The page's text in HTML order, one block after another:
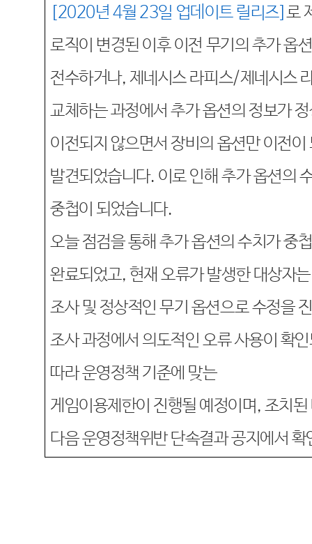
[2020년 4월 23일 업데이트 릴리즈]로
로직이 변경된 이후 이전 무기의 추가 옵
전수하거나, 제네시스라피스/제네시스
교체하는 과정에서 추가 옵션의 정보가
이전되지 않으면서 장비의 옵션만 이전이
발견되었습니다. 이로 인해 추가 옵션의
중첩이 되었습니다.
오늘 점검을 통해 추가 옵션의 수치가 중
완료되었고, 현재 오류가 발생한 대상자
조사 및 정상적인 무기 옵션으로 수정을
조사 과정에서 의도적인 오류사용이 확
따라운영정책 기준에 맞는
게임이용제한이 진행될 예정이며, 조치된
다음운영정책위반단속결과 공지에서 확